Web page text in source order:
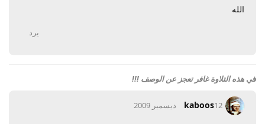
الله
يرد
في هذه التلاوة غافر تعجز عن الوصف !!!
kaboos12 ديسمبر 2009